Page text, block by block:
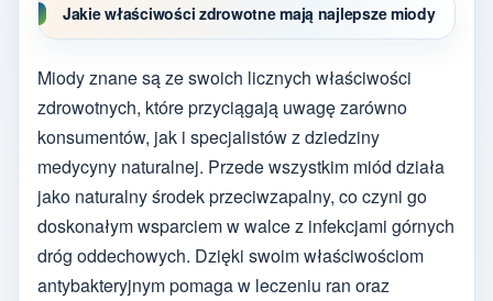
Jakie właściwości zdrowotne mają najlepsze miody
Miody znane są ze swoich licznych właściwości
zdrowotnych, które przyciągają uwagę zarówno
konsumentów, jak i specjalistów z dziedziny
medycyny naturalnej. Przede wszystkim miód działa
jako naturalny środek przeciwzapalny, co czyni go
doskonałym wsparciem w walce z infekcjami górnych
dróg oddechowych. Dzięki swoim właściwościom
antybakteryjnym pomaga w leczeniu ran oraz